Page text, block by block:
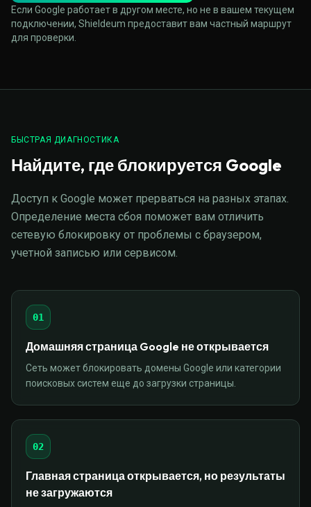
Если Google работает в другом месте, но не в вашем текущем
подключении, Shieldeum предоставит вам частный маршрут
для проверки.
БЫСТРАЯ ДИАГНОСТИКА
Найдите, где блокируется Google
Доступ к Google может прерваться на разных этапах.
Определение места сбоя поможет вам отличить
сетевую блокировку от проблемы с браузером,
учетной записью или сервисом.
01
Домашняя страница Google не открывается
Сеть может блокировать домены Google или категории
поисковых систем еще до загрузки страницы.
02
Главная страница открывается, но результаты
не загружаются